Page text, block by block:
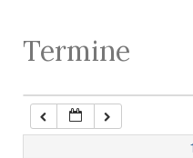
Termine
5:00